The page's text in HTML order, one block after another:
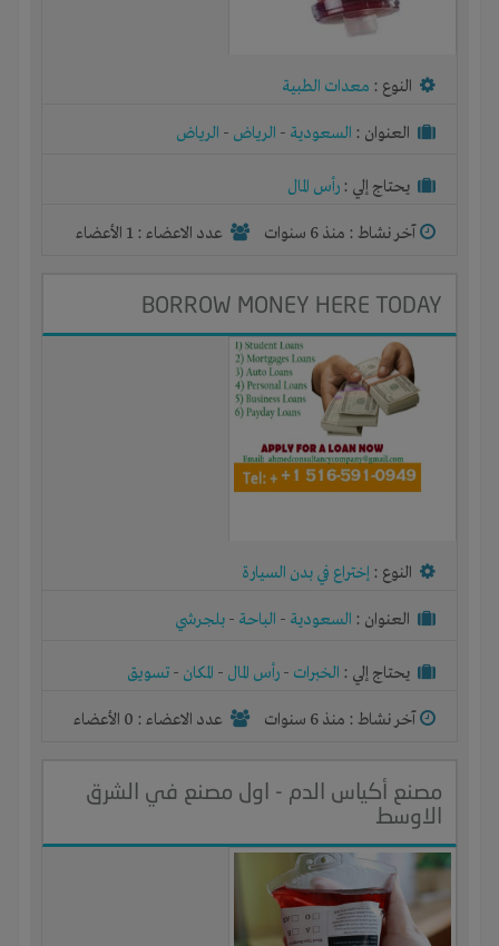
النوع : معدات الطبية
العنوان : السعودية - الرياض - الرياض
يحتاج إلي : رأس المال
آخر نشاط : منذ 6 سنوات عدد الاعضاء : 1 الأعضاء
BORROW MONEY HERE TODAY
النوع : إختراع في بدن السيارة
العنوان : السعودية - الباحة - بلجرشي
يحتاج إلي : الخبرات - رأس المال - المكان - تسويق
آخر نشاط : منذ 6 سنوات عدد الاعضاء : 0 الأعضاء
مصنع أكياس الدم - اول مصنع في الشرق
الاوسط